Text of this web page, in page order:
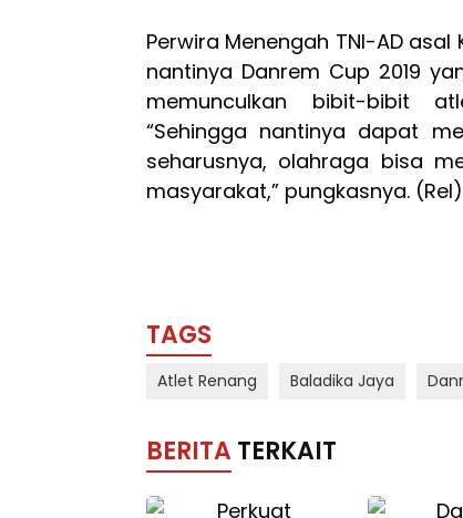
Perwira Menengah TNI-AD
nantinya Danrem Cup 2019
memunculkan bibit-bibit
“Sehingga nantinya dapat
seharusnya, olahraga bisa
masyarakat,” pungkasnya. (Rel)
TAGS
Atlet Renang Baladika Jaya
BERITA TERKAIT